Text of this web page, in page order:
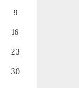
9
16
23
30